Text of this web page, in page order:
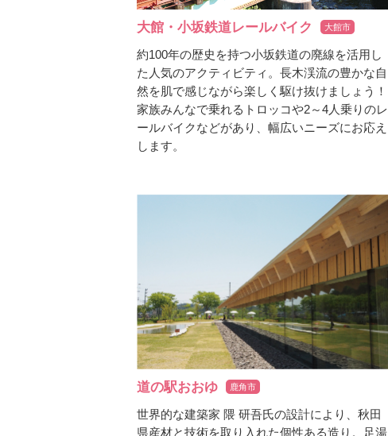
大館・小坂鉄道レールバイク 大館市
約100年の歴史を持つ小坂鉄道の廃線を活用し
た人気のアクティビティ。長木渓流の豊かな自
然を肌で感じながら楽しく駆け抜けましょう！
家族みんなで乗れるトロッコや2～4人乗りのレ
ールバイクなどがあり、幅広いニーズにお応え
します。
道の駅おおゆ 鹿角市
世界的な建築家 隈 研吾氏の設計により、秋田
県産材と技術を取り入れた個性ある造り。足湯